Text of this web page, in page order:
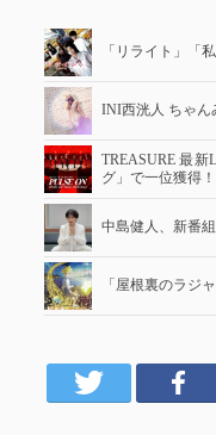
「リライト」「
INI西洸人 ちゃん
TREASURE 最
グ」で一位獲得！
中島健人、新番
「屋根裏のラジ
Facebook LINE